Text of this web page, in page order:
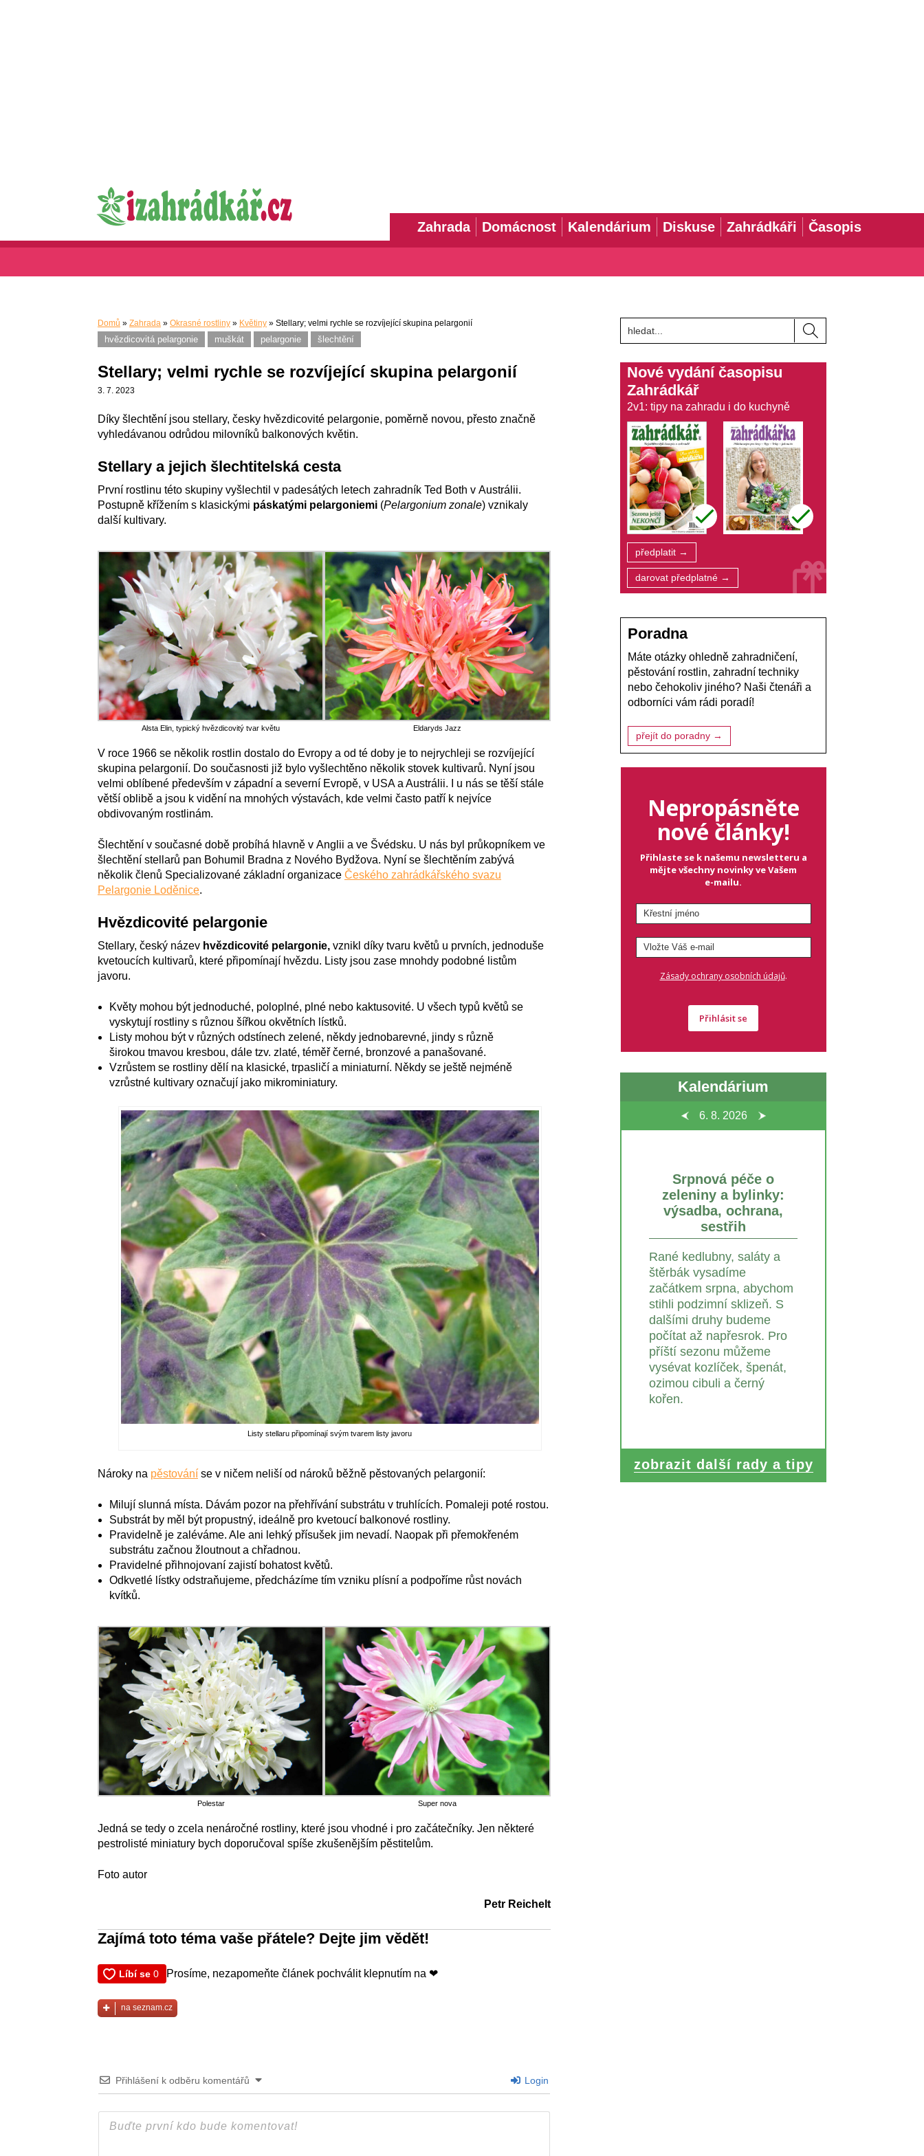
Zahrada Domácnost Kalendárium Diskuse Zahrádkáři Časopis
Domů » Zahrada » Okrasné rostliny » Květiny » Stellary; velmi rychle se rozvíjející skupina pelargonií
hvězdicovitá pelargonie muškát pelargonie šlechtění
Stellary; velmi rychle se rozvíjející skupina pelargonií
3. 7. 2023
Díky šlechtění jsou stellary, česky hvězdicovité pelargonie, poměrně novou, přesto značně
vyhledávanou odrůdou milovníků balkonových květin.
Stellary a jejich šlechtitelská cesta
První rostlinu této skupiny vyšlechtil v padesátých letech zahradník Ted Both v Austrálii.
Postupně křížením s klasickými páskatými pelargoniemi (Pelargonium zonale) vznikaly
další kultivary.
Alsta Elin, typický hvězdicovitý tvar květu Eldaryds Jazz
V roce 1966 se několik rostlin dostalo do Evropy a od té doby je to nejrychleji se rozvíjející
skupina pelargonií. Do současnosti již bylo vyšlechtěno několik stovek kultivarů. Nyní jsou
velmi oblíbené především v západní a severní Evropě, v USA a Austrálii. I u nás se těší stále
větší oblibě a jsou k vidění na mnohých výstavách, kde velmi často patří k nejvíce
obdivovaným rostlinám.
Šlechtění v současné době probíhá hlavně v Anglii a ve Švédsku. U nás byl průkopníkem ve
šlechtění stellarů pan Bohumil Bradna z Nového Bydžova. Nyní se šlechtěním zabývá
několik členů Specializované základní organizace Českého zahrádkářského svazu
Pelargonie Loděnice.
Hvězdicovité pelargonie
Stellary, český název hvězdicovité pelargonie, vznikl díky tvaru květů u prvních, jednoduše
kvetoucích kultivarů, které připomínají hvězdu. Listy jsou zase mnohdy podobné listům
javoru.
Květy mohou být jednoduché, poloplné, plné nebo kaktusovité. U všech typů květů se
vyskytují rostliny s různou šířkou okvětních lístků.
Listy mohou být v různých odstínech zelené, někdy jednobarevné, jindy s různě
širokou tmavou kresbou, dále tzv. zlaté, téměř černé, bronzové a panašované.
Vzrůstem se rostliny dělí na klasické, trpasličí a miniaturní. Někdy se ještě nejméně
vzrůstné kultivary označují jako mikrominiatury.
Listy stellaru připomínají svým tvarem listy javoru
Nároky na pěstování se v ničem neliší od nároků běžně pěstovaných pelargonií:
Milují slunná místa. Dávám pozor na přehřívání substrátu v truhlících. Pomaleji poté rostou.
Substrát by měl být propustný, ideálně pro kvetoucí balkonové rostliny.
Pravidelně je zaléváme. Ale ani lehký přísušek jim nevadí. Naopak při přemokřeném
substrátu začnou žloutnout a chřadnou.
Pravidelné přihnojovaní zajistí bohatost květů.
Odkvetlé lístky odstraňujeme, předcházíme tím vzniku plísní a podpoříme růst novách
kvítků.
Polestar Super nova
Jedná se tedy o zcela nenáročné rostliny, které jsou vhodné i pro začátečníky. Jen některé
pestrolisté miniatury bych doporučoval spíše zkušenějším pěstitelům.
Foto autor
Petr Reichelt
Zajímá toto téma vaše přátele? Dejte jim vědět!
Prosíme, nezapomeňte článek pochválit klepnutím na ❤
na seznam.cz
Přihlášení k odběru komentářů Login
Nové vydání časopisu
Zahrádkář
2v1: tipy na zahradu i do kuchyně
předplatit →
darovat předplatné →
Poradna
Máte otázky ohledně zahradničení,
pěstování rostlin, zahradní techniky
nebo čehokoliv jiného? Naši čtenáři a
odborníci vám rádi poradí!
přejít do poradny →
Nepropásněte
nové články!
Přihlaste se k našemu newsletteru a
mějte všechny novinky ve Vašem
e-mailu.
Zásady ochrany osobních údajů.
Přihlásit se
Kalendárium
6. 8. 2026
Srpnová péče o
zeleniny a bylinky:
výsadba, ochrana,
sestřih
Rané kedlubny, saláty a
štěrbák vysadíme
začátkem srpna, abychom
stihli podzimní sklizeň. S
dalšími druhy budeme
počítat až napřesrok. Pro
příští sezonu můžeme
vysévat kozlíček, špenát,
ozimou cibuli a černý
kořen.
zobrazit další rady a tipy